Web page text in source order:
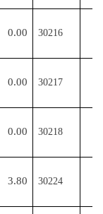
0.00 30216
0.00 30217
0.00 30218
3.80 30224